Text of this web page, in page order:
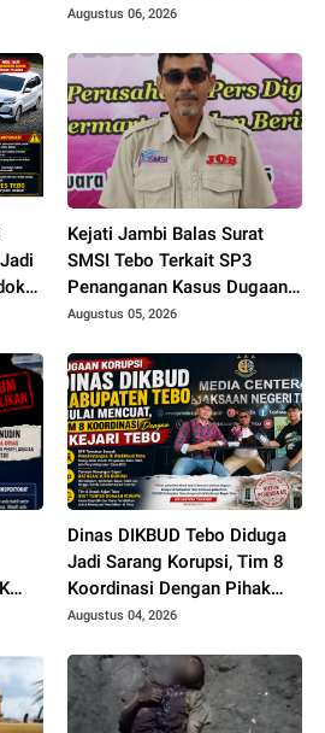
ke
Perangkat Desa Yang
Augustus 06, 2026
Kejati Jambi Balas Surat
SMSI Tebo Terkait SP3
Penanganan Kasus Dugaan
Korupsi di DPUPR Tebo Rp
Augustus 05, 2026
Dinas DIKBUD Tebo Diduga
Jadi Sarang Korupsi, Tim 8
Koordinasi Dengan Pihak
Kejari Tebo
Augustus 04, 2026